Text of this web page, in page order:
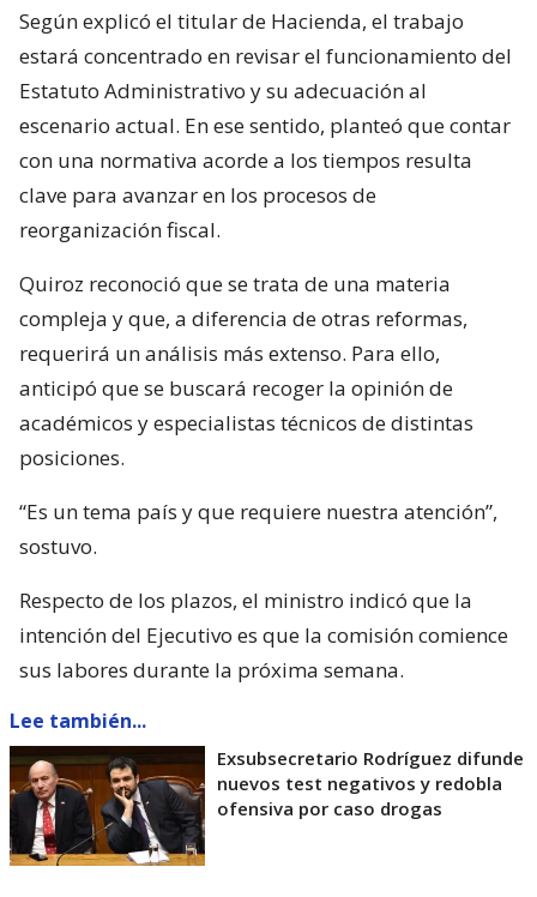
Según explicó el titular de Hacienda, el trabajo
estará concentrado en revisar el funcionamiento del
Estatuto Administrativo y su adecuación al
escenario actual. En ese sentido, planteó que contar
con una normativa acorde a los tiempos resulta
clave para avanzar en los procesos de
reorganización fiscal.
Quiroz reconoció que se trata de una materia
compleja y que, a diferencia de otras reformas,
requerirá un análisis más extenso. Para ello,
anticipó que se buscará recoger la opinión de
académicos y especialistas técnicos de distintas
posiciones.
“Es un tema país y que requiere nuestra atención”,
sostuvo.
Respecto de los plazos, el ministro indicó que la
intención del Ejecutivo es que la comisión comience
sus labores durante la próxima semana.
Lee también...
Exsubsecretario Rodríguez difunde
nuevos test negativos y redobla
ofensiva por caso drogas